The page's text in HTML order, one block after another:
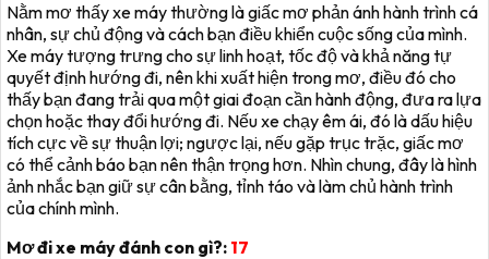
Nằm mơ thấy xe máy thường là giấc mơ phản ánh hành trình cá
nhân, sự chủ động và cách bạn điều khiển cuộc sống của mình.
Xe máy tượng trưng cho sự linh hoạt, tốc độ và khả năng tự
quyết định hướng đi, nên khi xuất hiện trong mơ, điều đó cho
thấy bạn đang trải qua một giai đoạn cần hành động, đưa ra lựa
chọn hoặc thay đổi hướng đi. Nếu xe chạy êm ái, đó là dấu hiệu
tích cực về sự thuận lợi; ngược lại, nếu gặp trục trặc, giấc mơ
có thể cảnh báo bạn nên thận trọng hơn. Nhìn chung, đây là hình
ảnh nhắc bạn giữ sự cân bằng, tỉnh táo và làm chủ hành trình
của chính mình.
Mơ đi xe máy đánh con gì?: 17